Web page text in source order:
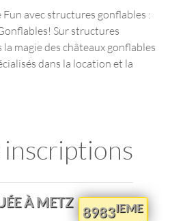
avec structures gonflables :
Sur structures
magie des châteaux gonflables
dans la location et la
À METZ
8983IEME